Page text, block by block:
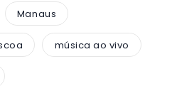
Manaus
música ao vivo